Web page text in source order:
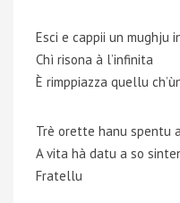
Esci e cappii un mughju
Chì risona à l’infinita
È rimppiazza quellu
Trè orette hanu spentu
A vita hà datu a so
Fratellu